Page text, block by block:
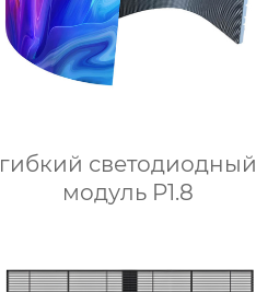
гибкий светодиодный
модуль P1.8